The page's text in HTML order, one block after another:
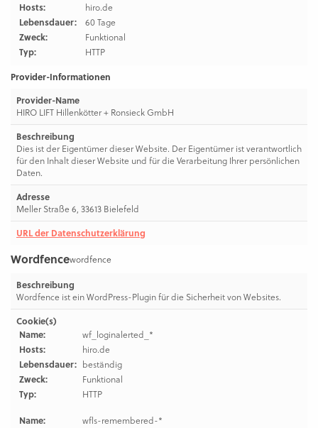
Hosts:
hiro.de
Lebensdauer:
60 Tage
Zweck:
Funktional
Typ:
HTTP
Provider-Informationen
Provider-Name
HIRO LIFT Hillenkötter + Ronsieck GmbH
Beschreibung
Dies ist der Eigentümer dieser Website. Der Eigentümer ist verantwortlich
für den Inhalt dieser Website und für die Verarbeitung Ihrer persönlichen
Daten.
Adresse
Meller Straße 6, 33613 Bielefeld
URL der Datenschutzerklärung
Wordfencewordfence
Beschreibung
Wordfence ist ein WordPress-Plugin für die Sicherheit von Websites.
Cookie(s)
Name:
wf_loginalerted_*
Hosts:
hiro.de
Lebensdauer: beständig
Zweck:
Funktional
Typ:
HTTP
Name:
wfls-remembered-*